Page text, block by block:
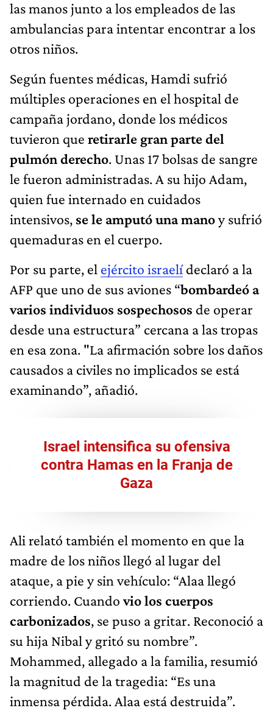
las manos junto a los empleados de las
ambulancias para intentar encontrar a los
otros niños.
Según fuentes médicas, Hamdi sufrió
múltiples operaciones en el hospital de
campaña jordano, donde los médicos
tuvieron que retirarle gran parte del
pulmón derecho. Unas 17 bolsas de sangre
le fueron administradas. A su hijo Adam,
quien fue internado en cuidados
intensivos, se le amputó una manoy sufrió
quemaduras en el cuerpo.
Por su parte, el ejército israelídeclaró a la
AFP que uno de sus aviones “bombardeó a
varios individuos sospechosos de operar
desde una estructura” cercana a las tropas
en esa zona. "La afirmación sobre los daños
causados a civiles no implicados se está
examinando”, añadió.
Israel intensifica su ofensiva
contra Hamas en la Franja de
Gaza
Ali relató también el momento en que la
madre de los niños llegó al lugar del
ataque, a pie y sin vehículo: “Alaa llegó
corriendo. Cuandovio los cuerpos
carbonizados, se puso a gritar. Reconoció a
su hija Nibal y gritó su nombre”.
Mohammed, allegado a la familia, resumió
la magnitud de la tragedia: “Es una
inmensa pérdida. Alaa está destruida”.